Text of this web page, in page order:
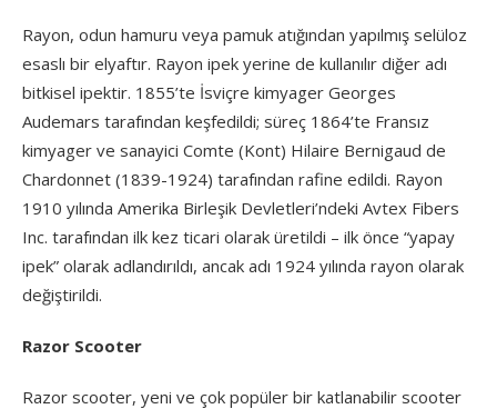
Rayon, odun hamuru veya pamuk atığından yapılmış selüloz
esaslı bir elyaftır. Rayon ipek yerine de kullanılır diğer adı
bitkisel ipektir. 1855’te İsviçre kimyager Georges
Audemars tarafından keşfedildi; süreç 1864’te Fransız
kimyager ve sanayici Comte (Kont) Hilaire Bernigaud de
Chardonnet (1839-1924) tarafından rafine edildi. Rayon
1910 yılında Amerika Birleşik Devletleri’ndeki Avtex Fibers
Inc. tarafından ilk kez ticari olarak üretildi – ilk önce “yapay
ipek” olarak adlandırıldı, ancak adı 1924 yılında rayon olarak
değiştirildi.
Razor Scooter
Razor scooter, yeni ve çok popüler bir katlanabilir scooter